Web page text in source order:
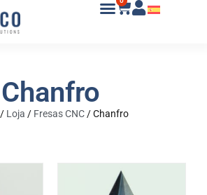
Chanfro
/ Loja / Fresas CNC /Chanfro